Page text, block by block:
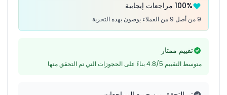
100% مراجعات إيجابية
9 من أصل 9 من العملاء يوصون بهذه التجربة
تقييم ممتاز
متوسط التقييم 4.8/5 بناءً على الحجوزات التي تم التحقق منها